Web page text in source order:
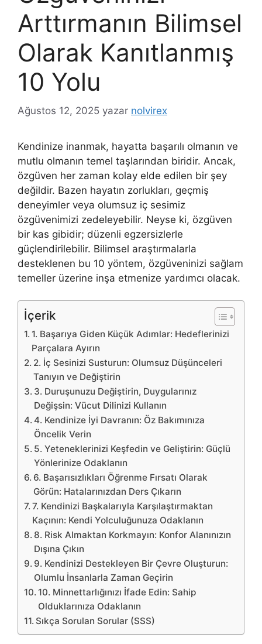
Arttırmanın Bilimsel
Olarak Kanıtlanmış
10 Yolu
Ağustos 12, 2025 yazar nolvirex
Kendinize inanmak, hayatta başarılı olmanın ve
mutlu olmanın temel taşlarından biridir. Ancak,
özgüven her zaman kolay elde edilen bir şey
değildir. Bazen hayatın zorlukları, geçmiş
deneyimler veya olumsuz iç sesimiz
özgüvenimizi zedeleyebilir. Neyse ki, özgüven
bir kas gibidir; düzenli egzersizlerle
güçlendirilebilir. Bilimsel araştırmalarla
desteklenen bu 10 yöntem, özgüveninizi sağlam
temeller üzerine inşa etmenize yardımcı olacak.
İçerik
1. Başarıya Giden Küçük Adımlar: Hedeflerinizi
Parçalara Ayırın
2. İç Sesinizi Susturun: Olumsuz Düşünceleri
Tanıyın ve Değiştirin
3. Duruşunuzu Değiştirin, Duygularınız
Değişsin: Vücut Dilinizi Kullanın
4. Kendinize İyi Davranın: Öz Bakımınıza
Öncelik Verin
5. Yeteneklerinizi Keşfedin ve Geliştirin: Güçlü
Yönlerinize Odaklanın
6. Başarısızlıkları Öğrenme Fırsatı Olarak
Görün: Hatalarınızdan Ders Çıkarın
7. Kendinizi Başkalarıyla Karşılaştırmaktan
Kaçının: Kendi Yolculuğunuza Odaklanın
8. Risk Almaktan Korkmayın: Konfor Alanınızın
Dışına Çıkın
9. Kendinizi Destekleyen Bir Çevre Oluşturun:
Olumlu İnsanlarla Zaman Geçirin
10. Minnettarlığınızı İfade Edin: Sahip
Olduklarınıza Odaklanın
Sıkça Sorulan Sorular (SSS)